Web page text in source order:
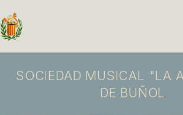
SOCIEDAD MUSICAL "LA
DE BUÑOL